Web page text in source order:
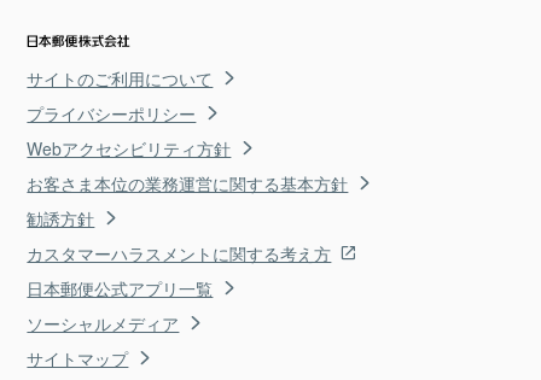
サイトのご利用について
プライバシーポリシー
Webアクセシビリティ方針
お客さま本位の業務運営に関する基本方針
勧誘方針
カスタマーハラスメントに関する考え方
日本郵便公式アプリ一覧
ソーシャルメディア
サイトマップ